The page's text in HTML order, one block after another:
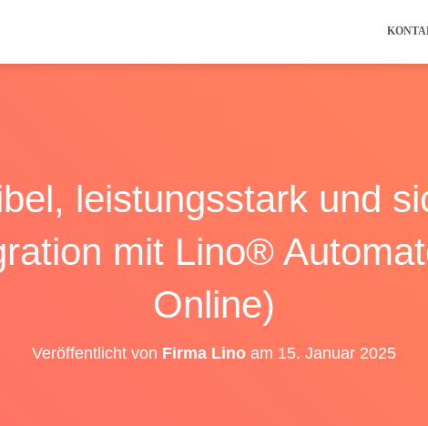
leistungsstark und
mit Lino®
Online)
Veröffentlicht von Firma Lino am 15. Januar 2025